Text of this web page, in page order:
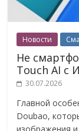
Новости
Не
Touch AI с
30.07.2026
Главной
Doubao,
изображения